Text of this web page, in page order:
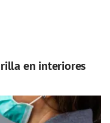
en interiores